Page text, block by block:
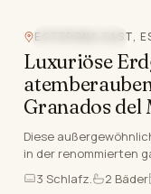
ESTEPONA EAST,
Luxuriöse
Granados del
Diese
in der renommierten
Mar, Estepona East,
3 Schlafz. 2 Bäder